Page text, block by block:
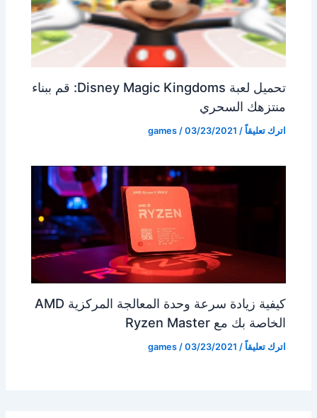
تحميل لعبة Disney Magic Kingdoms: قم ببناء
منتزهك السحري
اترك تعليقاً /
games/ 03/23/2021
كيفية زيادة سرعة وحدة المعالجة المركزية AMD
الخاصة بك مع Ryzen Master
اترك تعليقاً /
games/ 03/23/2021